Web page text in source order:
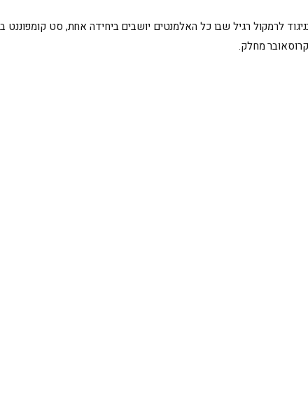
לרמקול רגיל שבו כל האלמנטים יושבים ביחידה אחת, סט קומפוננט
מחלק.